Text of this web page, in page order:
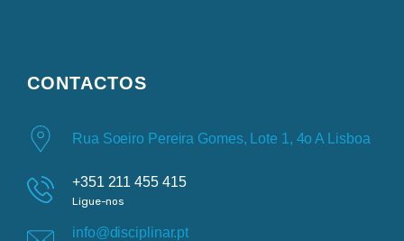
CONTACTOS
Rua Soeiro Pereira Gomes, Lote 1, 4o A Lisboa
+351 211 455 415
Ligue-nos
info@disciplinar.pt